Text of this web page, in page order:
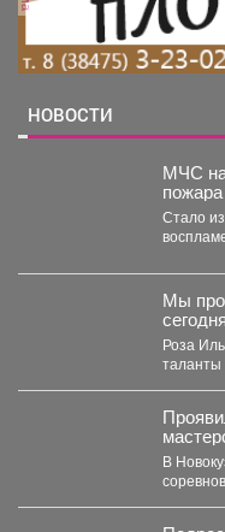
НОВОСТИ
МЧС
Стало
Мы
Роза
Роза
таланты
В